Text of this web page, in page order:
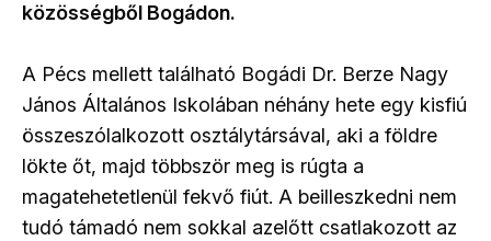
közösségből Bogádon.
A Pécs mellett található Bogádi Dr. Berze Nagy
János Általános Iskolában néhány hete egy kisfiú
összeszólalkozott osztálytársával, aki a földre
lökte őt, majd többször meg is rúgta a
magatehetetlenül fekvő fiút. A beilleszkedni nem
tudó támadó nem sokkal azelőtt csatlakozott az